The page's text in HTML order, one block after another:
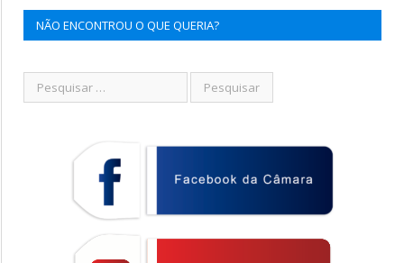
NÃO ENCONTROU O QUE QUERIA?